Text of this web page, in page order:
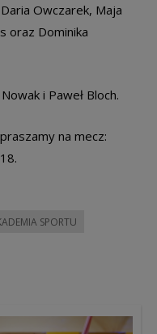
Owczarek, Maja
oraz Dominika
i Paweł Bloch.
na mecz:
SPORTU